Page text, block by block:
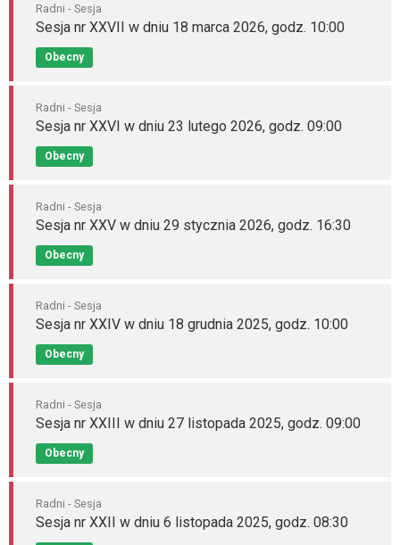
Radni - Sesja
Sesja nr XXVII w dniu 18 marca 2026, godz. 10:00
Obecny
Radni - Sesja
Sesja nr XXVI w dniu 23 lutego 2026, godz. 09:00
Obecny
Radni - Sesja
Sesja nr XXV w dniu 29 stycznia 2026, godz. 16:30
Obecny
Radni - Sesja
Sesja nr XXIV w dniu 18 grudnia 2025, godz. 10:00
Obecny
Radni - Sesja
Sesja nr XXIII w dniu 27 listopada 2025, godz. 09:00
Obecny
Radni - Sesja
Sesja nr XXII w dniu 6 listopada 2025, godz. 08:30